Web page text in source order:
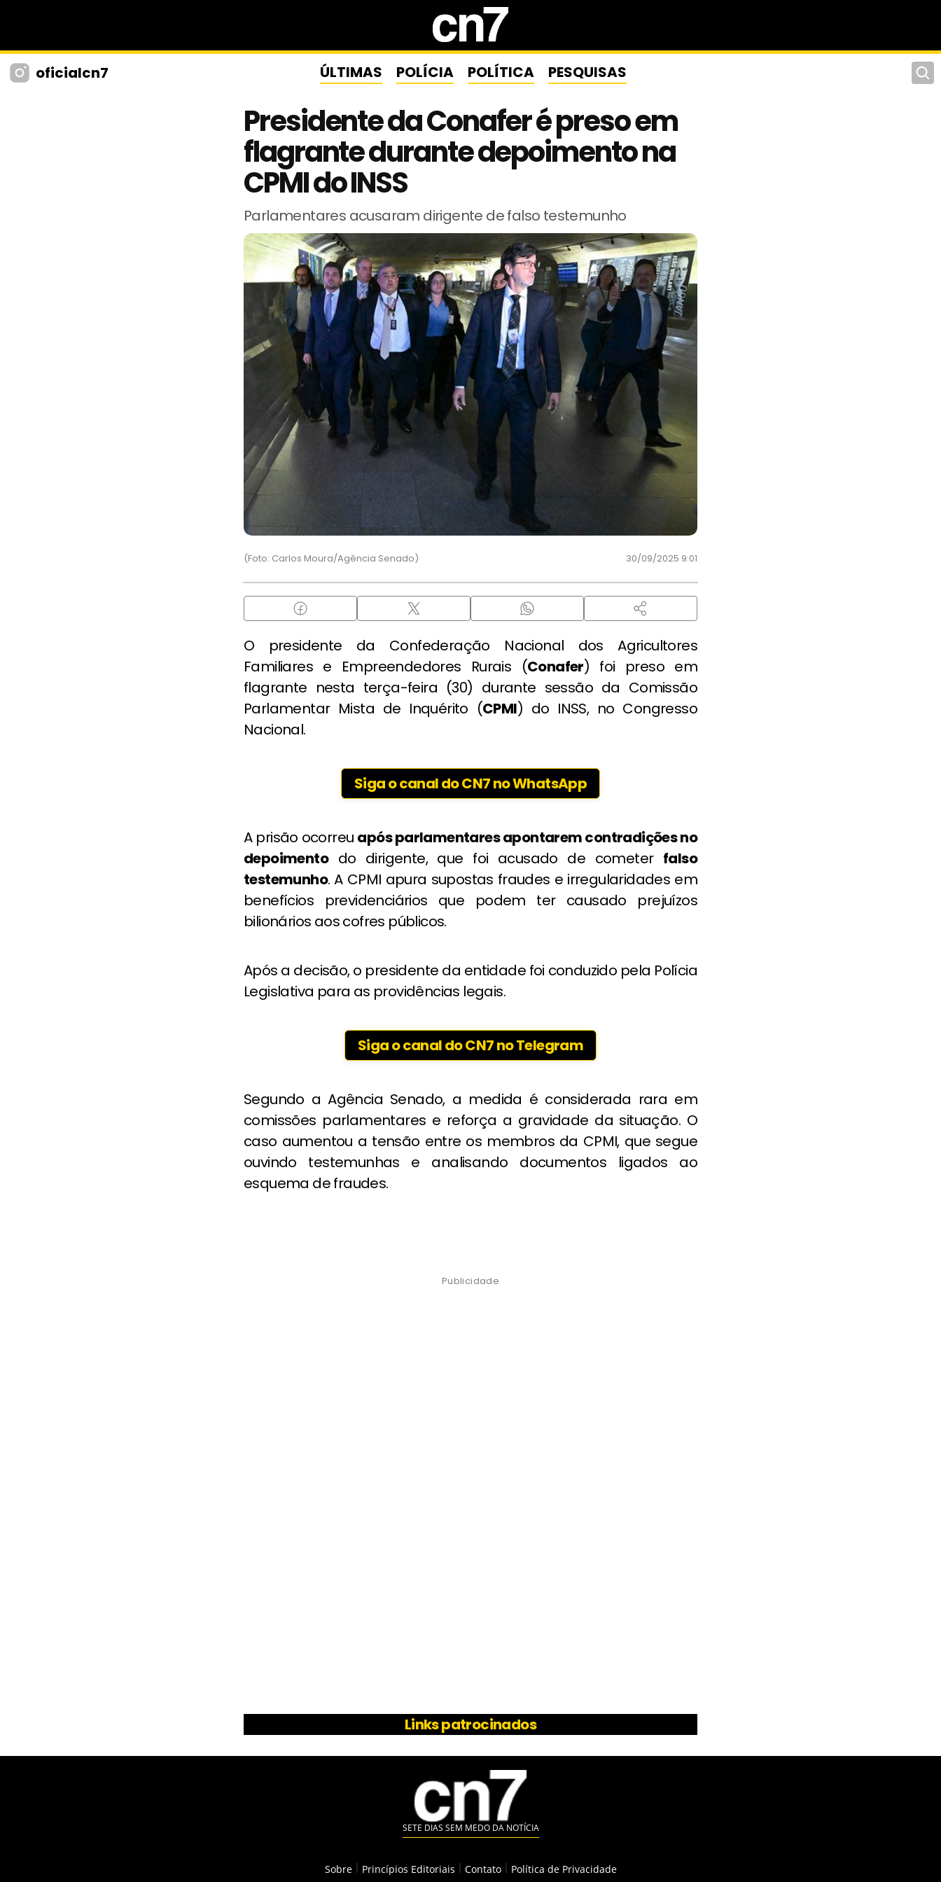
oficialcn7 ÚLTIMAS POLÍCIA POLÍTICA PESQUISAS
Presidente da Conafer é preso em
flagrante durante depoimento na
CPMI do INSS
Parlamentares acusaram dirigente de falso testemunho
(Foto: Carlos Moura/Agência Senado) 30/09/2025 9:01
O presidente da Confederação Nacional dos Agricultores
Familiares e Empreendedores Rurais (Conafer) foi preso em
flagrante nesta terça-feira (30) durante sessão da Comissão
Parlamentar Mista de Inquérito (CPMI) do INSS, no Congresso
Nacional.
Siga o canal do CN7 no WhatsApp
A prisão ocorreu após parlamentares apontarem contradições no
depoimentodo dirigente, que foi acusado de cometer falso
testemunho. A CPMI apura supostas fraudes e irregularidades em
benefícios previdenciários que podem ter causado prejuízos
bilionários aos cofres públicos.
Após a decisão, o presidente da entidade foi conduzido pela Polícia
Legislativa para as providências legais.
Siga o canal do CN7 no Telegram
Segundo a Agência Senado, a medida é considerada rara em
comissões parlamentares e reforça a gravidade da situação. O
caso aumentou a tensão entre os membros da CPMI, que segue
ouvindo testemunhas e analisando documentos ligados ao
esquema de fraudes.
Publicidade
Links patrocinados
SETE DIAS SEM MEDO DA NOTÍCIA
Sobre Princípios Editoriais Contato Política de Privacidade